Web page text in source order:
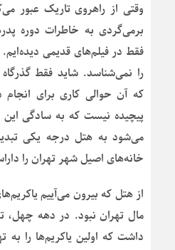
وقتی از راهروی تاریک عبور
برمی‌گردی به خاطرات دوره
فقط در فیلم‌های قدیمی
را نمی‌شناسد. شاید فقط
که آن حوالی کاری برای
پیچیده نیست که به سادگی این
می‌شود به هتل درجه یکی
خانه‌های اصیل شهر تهران را
از هتل که بیرون می‌آییم
مال تهران نبود. در دهه
داشت که اولین یاکریم‌ها را به